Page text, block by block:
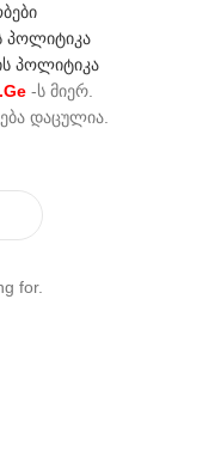
პოლიტიკა
პოლიტიკა
-ს მიერ.
დაცულია.
for.